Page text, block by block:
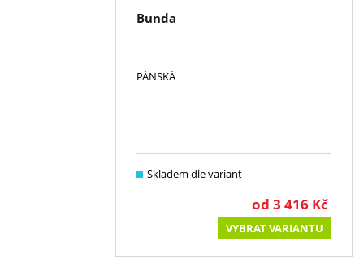
Bunda
PÁNSKÁ
Skladem dle variant
od 3 416 Kč
VYBRAT VARIANTU